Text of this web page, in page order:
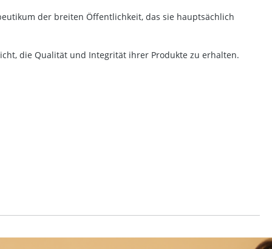
der breiten Öffentlichkeit, das sie hauptsächlich
die Qualität und Integrität ihrer Produkte zu erhalten.